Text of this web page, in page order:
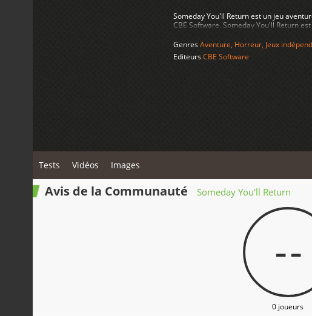
Someday You'll Return est un jeu
CBE Software. Someday You'll Return
GenresAventure, Horreur, Jeux
EditeursCBE Software
Tests Vidéos Images
Avis de la Communauté Someday You'll Return
--
0 joueurs